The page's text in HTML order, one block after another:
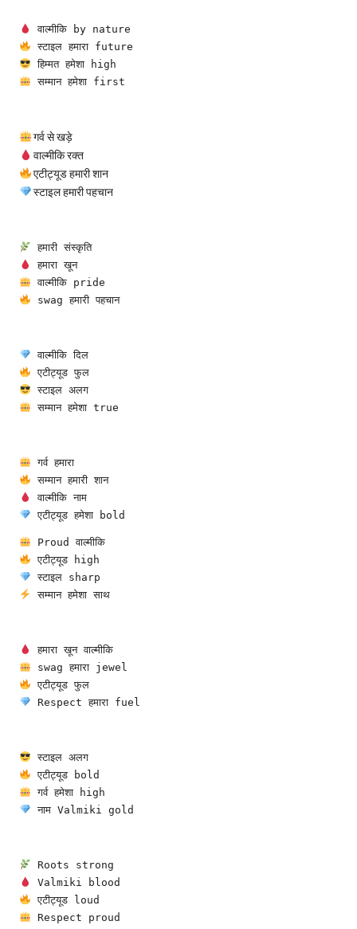
वाल्मीकि by nature
स्टाइल हमारा future
हिम्मत हमेशा high
सम्मान हमेशा first
गर्व से खड़े
वाल्मीकि रक्त
एटीट्यूड हमारी शान
स्टाइल हमारी पहचान
हमारी संस्कृति
हमारा खून
वाल्मीकि pride
swag हमारी पहचान
वाल्मीकि दिल
एटीट्यूड फुल
स्टाइल अलग
सम्मान हमेशा true
गर्व हमारा
सम्मान हमारी शान
वाल्मीकि नाम
एटीट्यूड हमेशा bold
Proud वाल्मीकि
एटीट्यूड high
स्टाइल sharp
सम्मान हमेशा साथ
हमारा खून वाल्मीकि
swag हमारा jewel
एटीट्यूड फुल
Respect हमारा fuel
स्टाइल अलग
एटीट्यूड bold
गर्व हमेशा high
नाम Valmiki gold
Roots strong
Valmiki blood
एटीट्यूड loud
Respect proud